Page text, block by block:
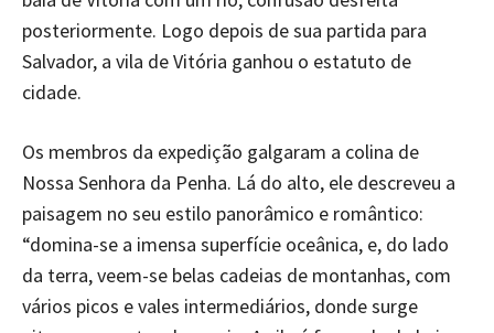
posteriormente. Logo depois de sua partida para
Salvador, a vila de Vitória ganhou o estatuto de
cidade.
Os membros da expedição galgaram a colina de
Nossa Senhora da Penha. Lá do alto, ele descreveu a
paisagem no seu estilo panorâmico e romântico:
“domina-se a imensa superfície oceânica, e, do lado
da terra, veem-se belas cadeias de montanhas, com
vários picos e vales intermediários, donde surge